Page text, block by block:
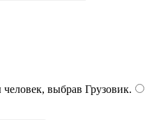
выбрав Грузовик.